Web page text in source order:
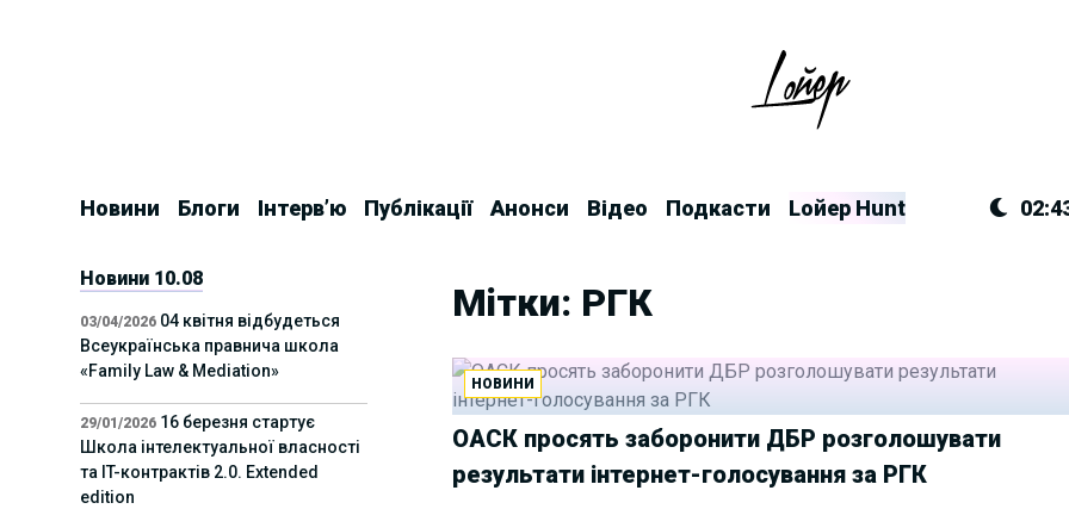
Новини Блоги Інтерв’ю Публікації Анонси Відео Подкасти Lойер Hunt
Мітки: РГК
НОВИНИ
ОАСК просять заборонити ДБР розголошувати
результати інтернет-голосування за РГК
Новини 10.08
03/04/2026 04 квітня відбудеться
Всеукраїнська правнича школа
«Family Law & Mediation»
29/01/2026 16 березня стартує
Школа інтелектуальної власності
та IT-контрактів 2.0. Extended
edition